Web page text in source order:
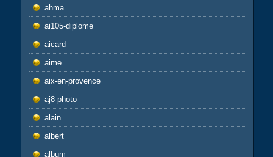
ahma
ai105-diplome
aicard
aime
aix-en-provence
aj8-photo
alain
albert
album